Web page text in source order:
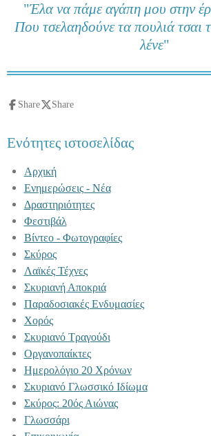
"Έλα να πάμε αγάπη μου στην
Που τσελαηδούνε τα πουλιά τσαι
λένε"
Share Share
Ενότητες ιστοσελίδας
Αρχική
Ενημερώσεις - Νέα
Δραστηριότητες
Φεστιβάλ
Βίντεο - Φωτογραφίες
Σκύρος
Λαϊκές Τέχνες
Σκυριανή Αποκριά
Παραδοσιακές Ενδυμασίες
Χορός
Σκυριανό Τραγούδι
Οργανοπαίκτες
Ημερολόγιο 20 Χρόνων
Σκυριανό Γλωσσικό Ιδίωμα
Σκύρος: 20ός Αιώνας
Γλωσσάρι